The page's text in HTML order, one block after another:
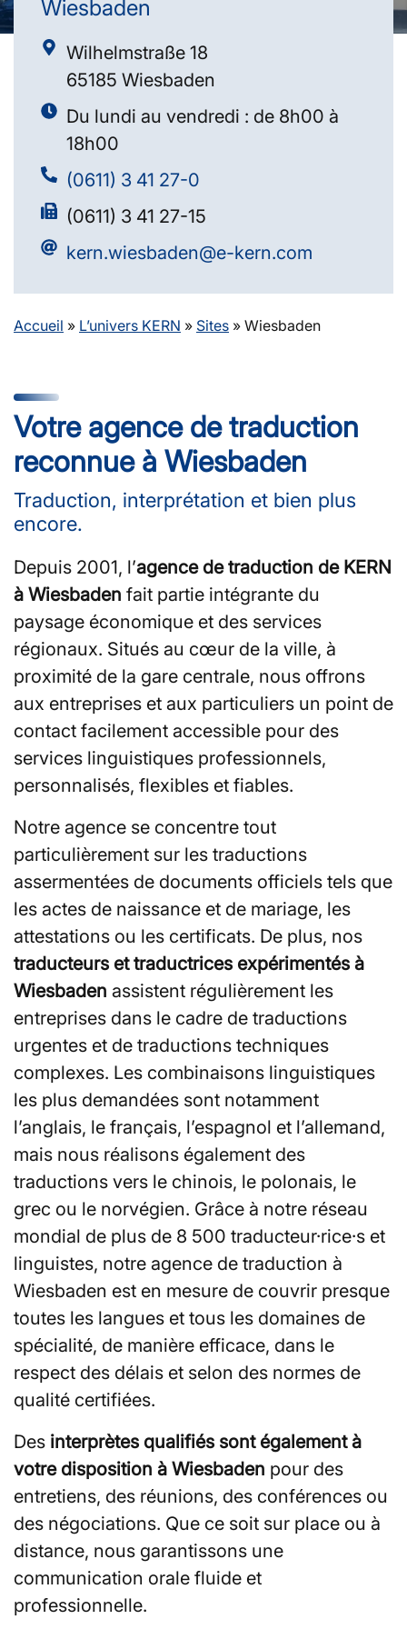
Wiesbaden
Wilhelmstraße 18
65185 Wiesbaden
Du lundi au vendredi : de 8h00 à
18h00
(0611) 3 41 27-0
(0611) 3 41 27-15
kern.wiesbaden@e-kern.com
Accueil » L’univers KERN » Sites » Wiesbaden
Votre agence de traduction
reconnue à Wiesbaden
Traduction, interprétation et bien plus
encore.
Depuis 2001, l’agence de traduction de KERN
à Wiesbaden fait partie intégrante du
paysage économique et des services
régionaux. Situés au cœur de la ville, à
proximité de la gare centrale, nous offrons
aux entreprises et aux particuliers un point de
contact facilement accessible pour des
services linguistiques professionnels,
personnalisés, flexibles et fiables.
Notre agence se concentre tout
particulièrement sur les traductions
assermentées de documents officiels tels que
les actes de naissance et de mariage, les
attestations ou les certificats. De plus, nos
traducteurs et traductrices expérimentés à
Wiesbaden assistent régulièrement les
entreprises dans le cadre de traductions
urgentes et de traductions techniques
complexes. Les combinaisons linguistiques
les plus demandées sont notamment
l’anglais, le français, l’espagnol et l’allemand,
mais nous réalisons également des
traductions vers le chinois, le polonais, le
grec ou le norvégien. Grâce à notre réseau
mondial de plus de 8 500 traducteur·rice·s et
linguistes, notre agence de traduction à
Wiesbaden est en mesure de couvrir presque
toutes les langues et tous les domaines de
spécialité, de manière efficace, dans le
respect des délais et selon des normes de
qualité certifiées.
Des interprètes qualifiés sont également à
votre disposition à Wiesbaden pour des
entretiens, des réunions, des conférences ou
des négociations. Que ce soit sur place ou à
distance, nous garantissons une
communication orale fluide et
professionnelle.